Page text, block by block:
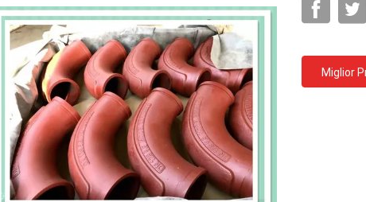
Miglior